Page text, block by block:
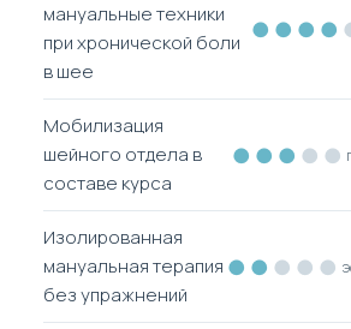
мануальные техники
при хронической боли
в шее
●●●●
Мобилизация
шейного отдела в
составе курса
●●● ●●
Изолированная
мануальная терапия
без упражнений
●● ●●●